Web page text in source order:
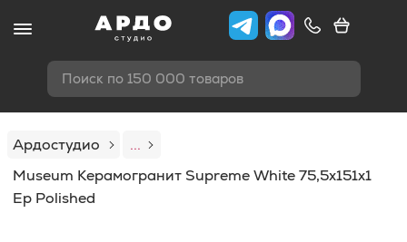
Поиск по 150 000 товаров
Ардостудио
...
Museum Керамогранит Supreme White 75,5x151x1
Ep Polished